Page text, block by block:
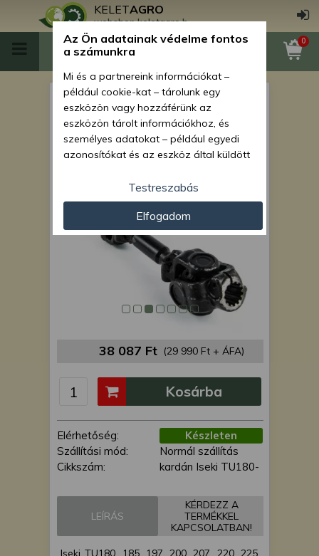
KELETAGRO
webshop.keletagro.hu
0
Kardántengely Iseki TU180,
185, 197, 200, 207, 220, 225,
227, 240 japán
kistraktorokhoz, AKCIÓ!
38 087 Ft (29 990 Ft + ÁFA)
Elérhetőség:
Készleten
Szállítási mód:
Normál szállítás
Cikkszám:
kardán Iseki TU180-
Kosárba
LEÍRÁS
KÉRDEZZ A
TERMÉKKEL
KAPCSOLATBAN!
Iseki TU180, 185, 197, 200, 207, 220, 225,
Az Ön adatainak védelme fontos
a számunkra
Mi és a partnereink információkat –
például cookie-kat – tárolunk egy
eszközön vagy hozzáférünk az
eszközön tárolt információkhoz, és
személyes adatokat – például egyedi
azonosítókat és az eszköz által küldött
személyre szabott hirdetések és
tartalom nyújtásához, hirdetés- és
tartalomméréshez, nézettségi adatok
gyűjtéséhez, valamint termékek
kifejlesztéséhez és a termékek
javításához. Az Ön engedélyével mi és a
partnereink eszközleolvasásos
módszerrel szerzett pontos geolokációs
adatokat és azonosítási információkat
kattintva hozzájárulhat ahhoz, hogy mi
és a partnereink a fent leírtak szerint
lehetőségként a hozzájárulás
megadása vagy elutasítása előtt
részletesebb információkhoz juthat, és
megváltoztathatja beállításait. Felhívjuk
figyelmét, hogy személyes adatainak
bizonyos kezeléséhez nem feltétlenül
jogában áll tiltakozni az ilyen jellegű
adatkezelés ellen. A beállításai csak erre
a weboldalra érvényesek. Erre a
Testreszabás
Elfogadom